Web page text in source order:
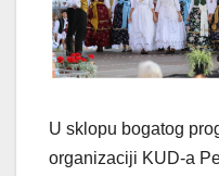
U sklopu bogatog
organizaciji KUD-a